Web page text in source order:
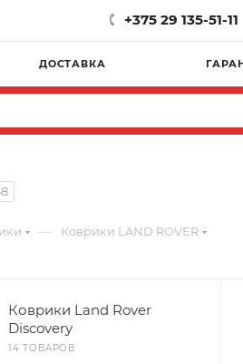
+375 29 135-51-11
ДОСТАВКА
— Коврики LAND ROVER
Коврики Land Rover
Discovery
14 ТОВАРОВ